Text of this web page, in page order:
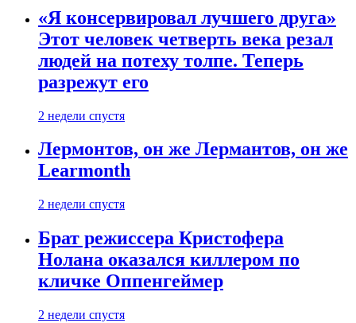
«Я консервировал лучшего друга»
Этот человек четверть века резал
людей на потеху толпе. Теперь
разрежут его
2 недели спустя
Лермонтов, он же Лермантов, он же
Learmonth
2 недели спустя
Брат режиссера Кристофера
Нолана оказался киллером по
кличке Оппенгеймер
2 недели спустя